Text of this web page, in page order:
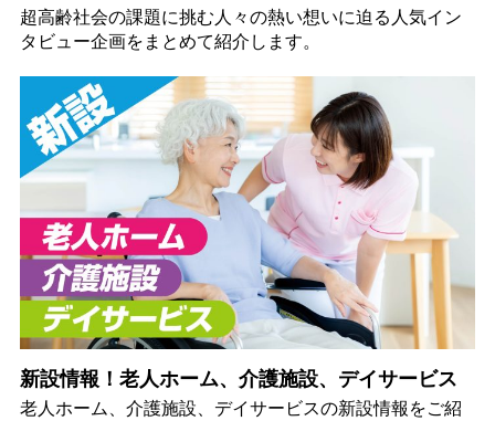
超高齢社会の課題に挑む人々の熱い想いに迫る人気イン
タビュー企画をまとめて紹介します。
新設情報！老人ホーム、介護施設、デイサービス
老人ホーム、介護施設、デイサービスの新設情報をご紹